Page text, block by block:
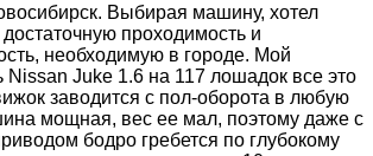
Выбирая машину, хотел
проходимость и
необходимую в городе. Мой
Nissan Juke 1.6 на 117 лошадок все это
заводится с пол-оборота в любую
мощная, вес ее мал, поэтому даже с
бодро гребется по глубокому